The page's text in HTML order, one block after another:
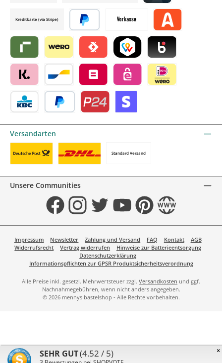
Vorkasse Alma by mollie
Riverty by mollie
Wero Satispay by mollieTWINT by mollieBlik by mollie
Klarna by mollieBancontact by mollie
Belfius by mollieeps by mollie
Credit card by mollie
Kreditkarte (via Stripe)
Später bezahlen
Versandarten
Standard Versand
Unsere Communities
FacebookInstagramTwitter YouTubePinterestWebsite
Impressum Newsletter Zahlung und Versand FAQ Kontakt
AGB
Widerrufsrecht
Vertrag widerrufen
Hinweise zur Batterieentsorgung
Datenschutzerklärung
Informationspflichten zur GPSR Produktsicherheitsverordnung
Alle Preise inkl. gesetzl. Mehrwertsteuer zzgl. Versandkosten und ggf.
Nachnahmegebühren, wenn nicht anders angegeben.
© 2026 mennys bastelshop - Alle Rechte vorbehalten.
×
SEHR GUT(4.52 / 5)